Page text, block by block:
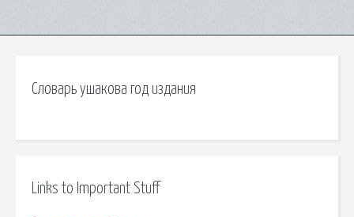
Словарь ушакова год издания
Links to Important Stuff